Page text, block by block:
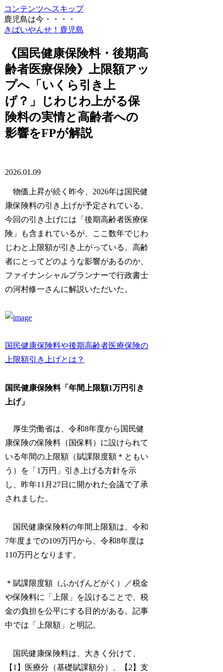
コンテンツへスキップ
鹿児島は今・・・・
きばいやんせ！鹿児島
《国民健康保険料・後期高
齢者医療保険》上限額アッ
プへ「いくら引き上
げ？」じわじわ上がる保
険料の実情と高齢者への
影響をFPが解説
2026.01.09
物価上昇が続く昨今、2026年は国民健
康保険料の引き上げが予定されている。
今回の引き上げには「後期高齢者医療保
険」も含まれているが、ここ数年でじわ
じわと上限額が引き上がっている。高齢
者にとってどのような影響があるのか、
ファイナンシャルプランナーで行政書士
の河村修一さんに解説いただいた。
国民健康保険料や後期高齢者医療保険の
上限額引き上げとは？
国民健康保険料「年間上限額1万円引き
上げ」
厚生労働省は、令和8年度から国民健
康保険の保険料（国保料）に設けられて
いる年間の上限額（賦課限度額＊ともい
う）を「1万円」引き上げる方針を示
し、昨年11月27日に開かれた会議で了承
されました。
国民健康保険料の年間上限額は、令和
7年度までの109万円から、令和8年度は
110万円となります。
＊賦課限度額（ふかげんどがく）／税金
や保険料に「上限」を設けることで、税
金の負担を公平にする目的がある。記事
中では「上限額」と明記。
国民健康保険料は、大きく分けて、
【1】医療分（基礎賦課額分）、【2】支